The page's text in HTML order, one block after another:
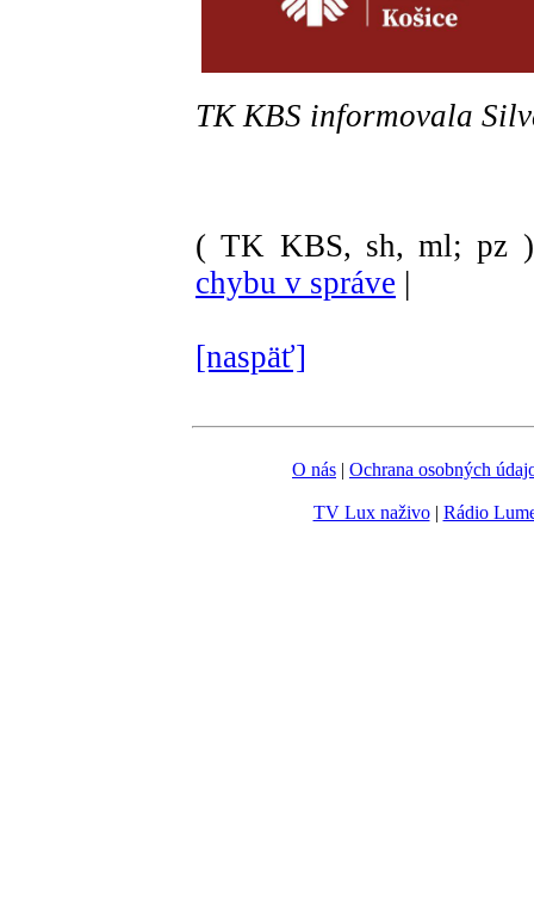
TK KBS informovala
( TK KBS, sh, ml; pz )
chybu v správe |
[naspäť]
O nás | Ochrana osobných
TV Lux naživo| Rádio